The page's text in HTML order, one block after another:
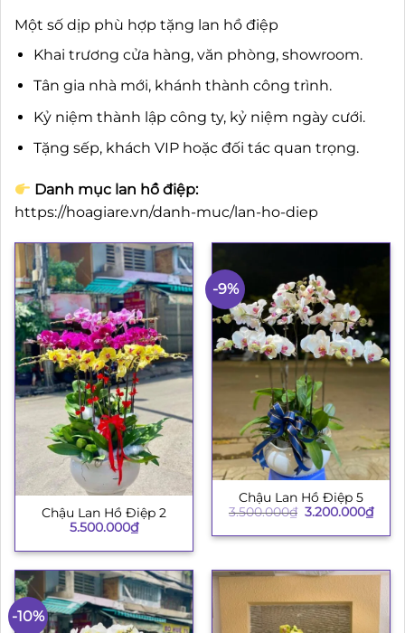
Một số dịp phù hợp tặng lan hồ điệp
Khai trương cửa hàng, văn phòng, showroom.
Tân gia nhà mới, khánh thành công trình.
Kỷ niệm thành lập công ty, kỷ niệm ngày cưới.
Tặng sếp, khách VIP hoặc đối tác quan trọng.
Danh mục lan hồ điệp:
https://hoagiare.vn/danh-muc/lan-ho-diep
Chậu Lan Hồ Điệp 2
5.500.000₫
-9%
Chậu Lan Hồ Điệp 5
3.500.000₫ Giá
là:
3.200.000₫Giá
hiện
tại
-10%